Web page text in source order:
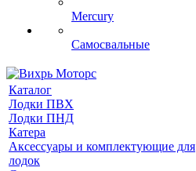
Mercury
Самосвальные
Каталог
Лодки ПВХ
Лодки ПНД
Катера
Аксессуары и комплектующие для
лодок